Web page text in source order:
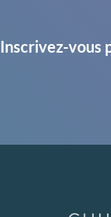
Inscrivez-vous